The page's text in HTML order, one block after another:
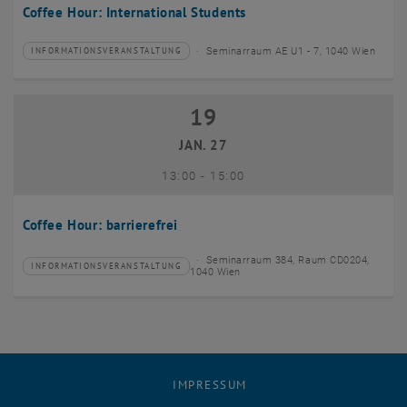
Coffee Hour: International Students
Veranstaltungstyp:
INFORMATIONSVERANSTALTUNG
Veranstaltungsort: Seminarraum AE U1 - 7, 1040 Wien
Coffee Hour: barrierefrei
19 Januar 2027
19
JAN. 27
13:00- bis
15:00
Veranstaltungstyp:
INFORMATIONSVERANSTALTUNG
Veranstaltungsort:
Seminarraum 384, Raum CD0204,
1040 Wien
IMPRESSUM